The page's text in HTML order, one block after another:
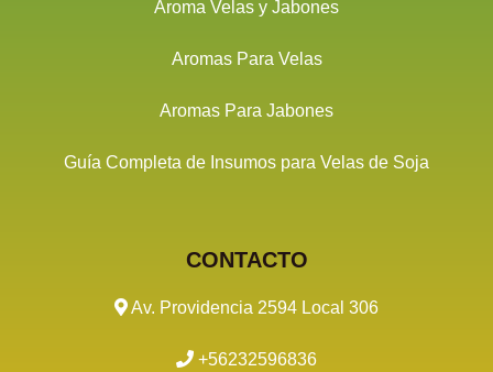
Aroma Velas y Jabones
Aromas Para Velas
Aromas Para Jabones
Guía Completa de Insumos para Velas de Soja
CONTACTO
Av. Providencia 2594 Local 306
+56232596836